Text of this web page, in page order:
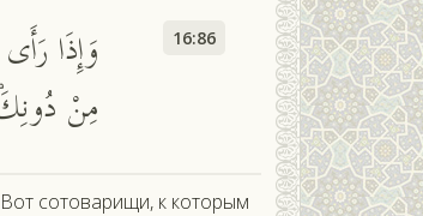
وَإِذَا
مِنْ دُونِكَ
16:86
сотоварищи, к которым